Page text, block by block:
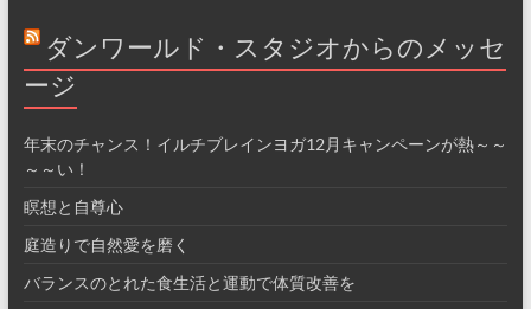
ダンワールド・スタジオからのメッセ
ージ
年末のチャンス！イルチブレインヨガ12月キャンペーンが熱～～
～～い！
瞑想と自尊心
庭造りで自然愛を磨く
バランスのとれた食生活と運動で体質改善を